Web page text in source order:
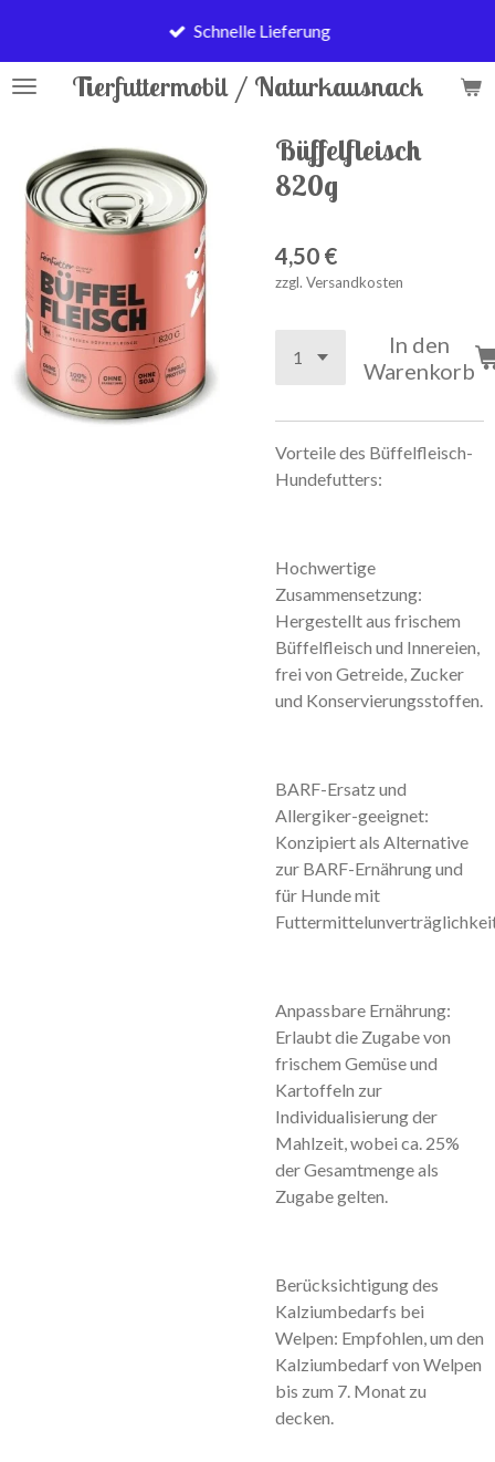
springenTierfuttermobil / Naturkausnack
Schnelle Lieferung
Büffelfleisch
820g
4,50 €
zzgl. Versandkosten
In den
Warenkorb
Vorteile des Büffelfleisch-
Hundefutters:
Hochwertige
Zusammensetzung:
Hergestellt aus frischem
Büffelfleisch und Innereien,
frei von Getreide, Zucker
und Konservierungsstoffen.
BARF-Ersatz und
Allergiker-geeignet:
Konzipiert als Alternative
zur BARF-Ernährung und
für Hunde mit
Anpassbare Ernährung:
Erlaubt die Zugabe von
frischem Gemüse und
Kartoffeln zur
Individualisierung der
Mahlzeit, wobei ca. 25%
der Gesamtmenge als
Zugabe gelten.
Berücksichtigung des
Kalziumbedarfs bei
Welpen: Empfohlen, um den
Kalziumbedarf von Welpen
bis zum 7. Monat zu
decken.